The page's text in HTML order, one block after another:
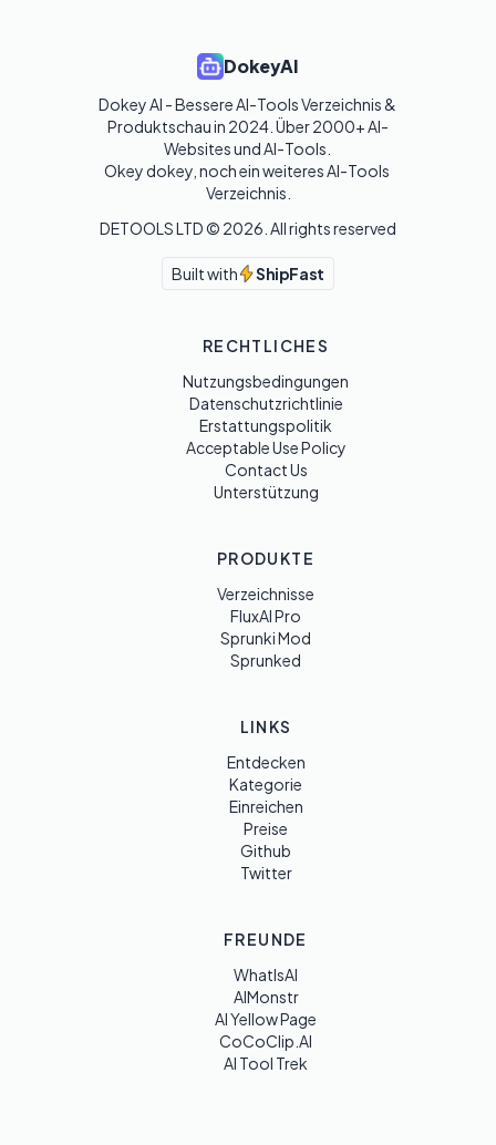
DokeyAI
Dokey AI - Bessere AI-Tools Verzeichnis &
Produktschau in 2024. Über 2000+ AI-
Websites und AI-Tools.
Okey dokey, noch ein weiteres AI-Tools
Verzeichnis.
DETOOLS LTD © 2026 . All rights reserved
Built with ShipFast
RECHTLICHES
Nutzungsbedingungen
Datenschutzrichtlinie
Erstattungspolitik
Acceptable Use Policy
Contact Us
Unterstützung
PRODUKTE
Verzeichnisse
FluxAI Pro
Sprunki Mod
Sprunked
LINKS
Entdecken
Kategorie
Einreichen
Preise
Github
Twitter
FREUNDE
WhatIsAI
AIMonstr
AI Yellow Page
CoCoClip.AI
AI Tool Trek